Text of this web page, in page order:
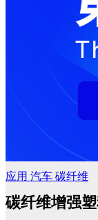
应用 汽车 碳纤维
碳纤维增强